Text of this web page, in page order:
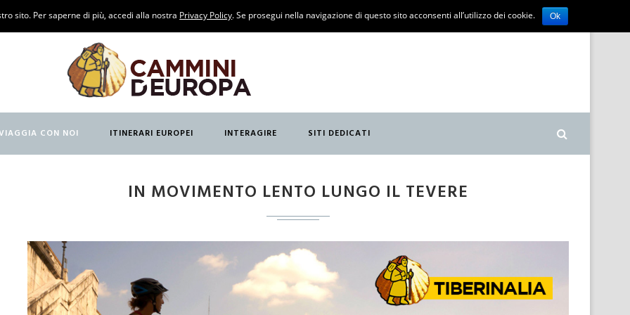
CON NOI ITINERARI EUROPEI INTERAGIRE SITI DEDICATI
IN MOVIMENTO LENTO LUNGO IL TEVERE
sito. Per saperne di più, accedi alla nostra Privacy Policy. Se prosegui nella navigazione di questo sito acconsenti all’utilizzo dei cookie. Ok